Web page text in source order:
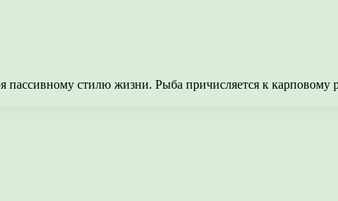
пассивному стилю жизни. Рыба причисляется к